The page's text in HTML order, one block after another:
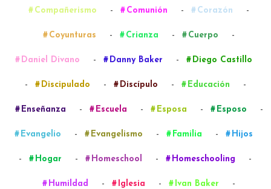
Compañerismo - Comunión - Corazón -
Coyunturas - Crianza - Cuerpo -
Daniel Divano - Danny Baker - Diego Castillo
- Discipulado - Discípulo - Educación -
Enseñanza - Escuela - Esposa - Esposo -
Evangelio - Evangelismo - Familia - Hijos
- Hogar - Homeschool - Homeschooling -
Humildad - Iglesia - Ivan Baker -